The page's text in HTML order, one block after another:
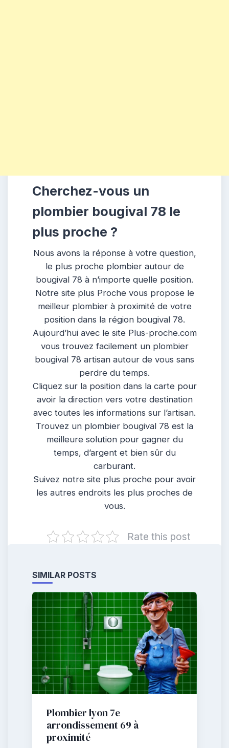
Cherchez-vous un
plombier bougival 78 le
plus proche ?
Nous avons la réponse à votre question,
le plus proche plombier autour de
bougival 78 à n’importe quelle position.
Notre site plus Proche vous propose le
meilleur plombier à proximité de votre
position dans la région bougival 78.
Aujourd’hui avec le site Plus-proche.com
vous trouvez facilement un plombier
bougival 78 artisan autour de vous sans
perdre du temps.
Cliquez sur la position dans la carte pour
avoir la direction vers votre destination
avec toutes les informations sur l’artisan.
Trouvez un plombier bougival 78 est la
meilleure solution pour gagner du
temps, d’argent et bien sûr du
carburant.
Suivez notre site plus proche pour avoir
les autres endroits les plus proches de
vous.
Rate this post
SIMILAR POSTS
Plombier lyon 7e
arrondissement 69 à
proximité